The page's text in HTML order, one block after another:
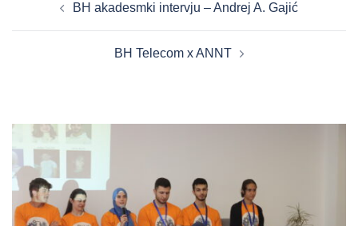
NAVIGATIONBH akadesmki intervju – Andrej A. Gajić
BH Telecom x ANNT